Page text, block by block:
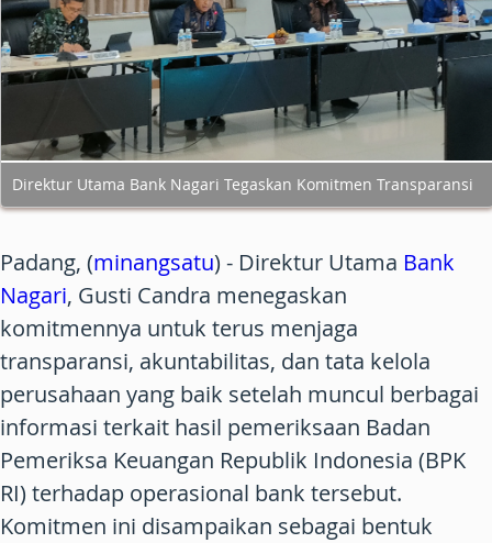
Direktur Utama Bank Nagari Tegaskan Komitmen Transparansi
Padang, (minangsatu) - Direktur Utama Bank
Nagari, Gusti Candra menegaskan
komitmennya untuk terus menjaga
transparansi, akuntabilitas, dan tata kelola
perusahaan yang baik setelah muncul berbagai
informasi terkait hasil pemeriksaan Badan
Pemeriksa Keuangan Republik Indonesia (BPK
RI) terhadap operasional bank tersebut.
Komitmen ini disampaikan sebagai bentuk